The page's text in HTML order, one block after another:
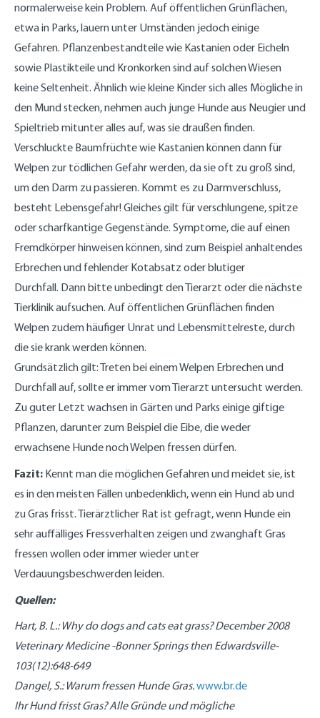
normalerweise kein Problem. Auf öffentlichen Grünflächen,
etwa in Parks, lauern unter Umständen jedoch einige
Gefahren. Pflanzenbestandteile wie Kastanien oder Eicheln
sowie Plastikteile und Kronkorken sind auf solchen Wiesen
keine Seltenheit. Ähnlich wie kleine Kinder sich alles Mögliche in
den Mund stecken, nehmen auch junge Hunde aus Neugier und
Spieltrieb mitunter alles auf, was sie draußen finden.
Verschluckte Baumfrüchte wie Kastanien können dann für
Welpen zur tödlichen Gefahr werden, da sie oft zu groß sind,
um den Darm zu passieren. Kommt es zu Darmverschluss,
besteht Lebensgefahr! Gleiches gilt für verschlungene, spitze
oder scharfkantige Gegenstände. Symptome, die auf einen
Fremdkörper hinweisen können, sind zum Beispiel anhaltendes
Erbrechen und fehlender Kotabsatz oder blutiger
Durchfall. Dann bitte unbedingt den Tierarzt oder die nächste
Tierklinik aufsuchen. Auf öffentlichen Grünflächen finden
Welpen zudem häufiger Unrat und Lebensmittelreste, durch
die sie krank werden können.
Grundsätzlich gilt: Treten bei einem Welpen Erbrechen und
Durchfall auf, sollte er immer vom Tierarzt untersucht werden.
Zu guter Letzt wachsen in Gärten und Parks einige giftige
Pflanzen, darunter zum Beispiel die Eibe, die weder
erwachsene Hunde noch Welpen fressen dürfen.
Fazit: Kennt man die möglichen Gefahren und meidet sie, ist
es in den meisten Fällen unbedenklich, wenn ein Hund ab und
zu Gras frisst. Tierärztlicher Rat ist gefragt, wenn Hunde ein
sehr auffälliges Fressverhalten zeigen und zwanghaft Gras
fressen wollen oder immer wieder unter
Verdauungsbeschwerden leiden.
Quellen:
Hart, B. L.: Why do dogs and cats eat grass? December 2008
Veterinary Medicine -Bonner Springs then Edwardsville-
103(12):648-649
Dangel, S.: Warum fressen Hunde Gras.www.br.de
Ihr Hund frisst Gras? Alle Gründe und mögliche